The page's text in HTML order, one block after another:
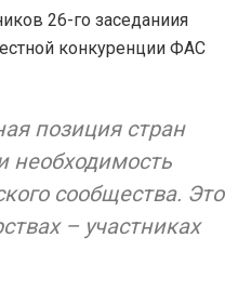
26-го заседаниия
конкуренции ФАС
позиция стран
необходимость
сообщества. Это
– участниках